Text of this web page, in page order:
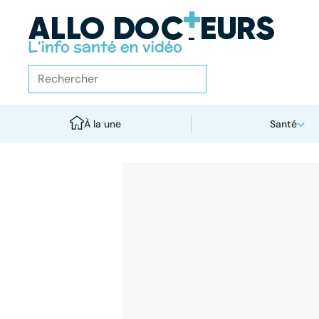
À la une Santé